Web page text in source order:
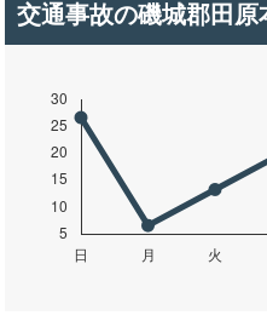
交通事故の磯城郡田